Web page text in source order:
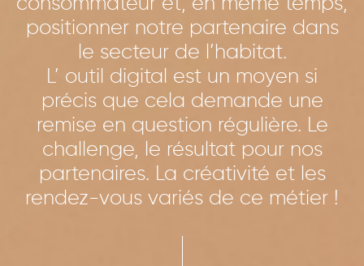
consommateur et, en même temps,
positionner notre partenaire dans
le secteur de l’habitat.
L’ outil digital est un moyen si
précis que cela demande une
remise en question régulière. Le
challenge, le résultat pour nos
partenaires. La créativité et les
rendez-vous variés de ce métier !